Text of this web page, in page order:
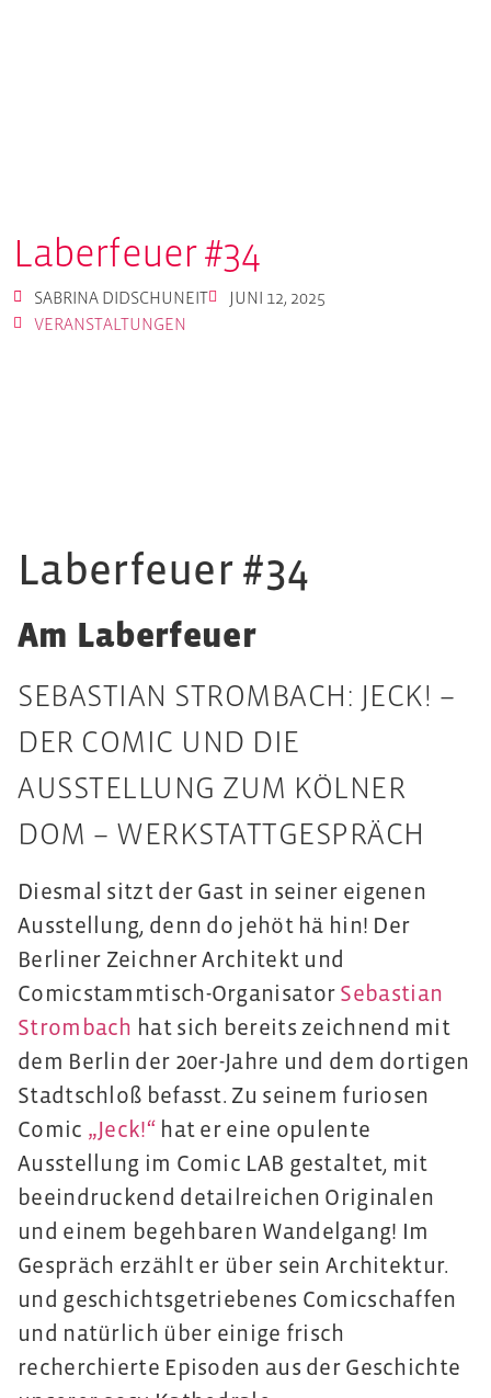
Laberfeuer #34
SABRINA DIDSCHUNEIT
JUNI 12, 2025
VERANSTALTUNGEN
Laberfeuer #34
Am Laberfeuer
SEBASTIAN STROMBACH: JECK! –
DER COMIC UND DIE
AUSSTELLUNG ZUM KÖLNER
DOM – WERKSTATTGESPRÄCH
Diesmal sitzt der Gast in seiner eigenen
Ausstellung, denn do jehöt hä hin! Der
Berliner Zeichner Architekt und
Comicstammtisch-Organisator Sebastian
Strombach hat sich bereits zeichnend mit
dem Berlin der 20er-Jahre und dem dortigen
Stadtschloß befasst. Zu seinem furiosen
Comic „Jeck!“hat er eine opulente
Ausstellung im Comic LAB gestaltet, mit
beeindruckend detailreichen Originalen
und einem begehbaren Wandelgang! Im
Gespräch erzählt er über sein Architektur.
und geschichtsgetriebenes Comicschaffen
und natürlich über einige frisch
recherchierte Episoden aus der Geschichte